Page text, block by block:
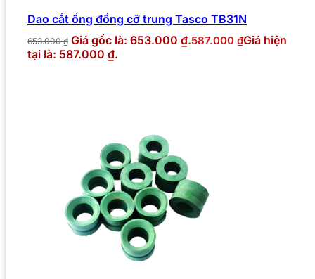
Dao cắt ống đồng cỡ trung Tasco TB31N
653.000₫ Giá gốc là: 653.000 ₫.587.000 ₫Giá hiện
tại là: 587.000 ₫.